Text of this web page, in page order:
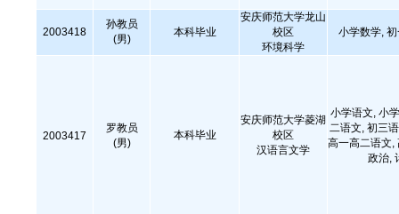
2003418
孙教员
(男)
本科毕业
安庆师范大学龙山
校区
环境科学
小学数学,
2003417
罗教员
(男)
本科毕业
安庆师范大学菱湖
校区
汉语言文学
小学语文, 小
二语文, 初三
高一高二语文,
政治,